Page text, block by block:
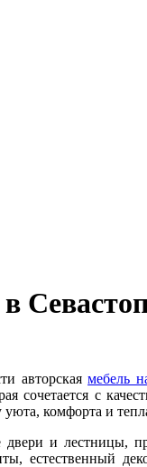
авторскаямебель
сочетается с
комфорта и
и лестницы,
естественный